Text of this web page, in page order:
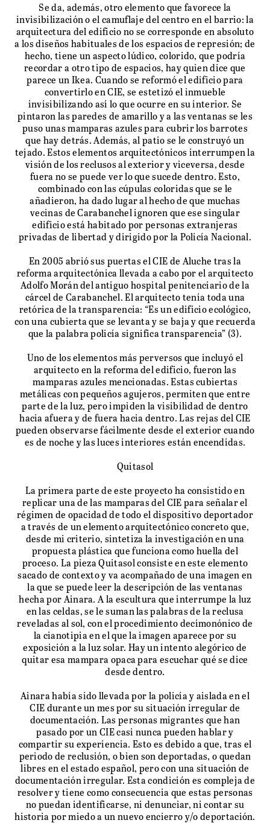
Se da, además, otro elemento que favorece la
invisibilización o el camuflaje del centro en el barrio: la
arquitectura del edificio no se corresponde en absoluto
a los diseños habituales de los espacios de represión; de
hecho, tiene un aspecto lúdico, colorido, que podría
recordar a otro tipo de espacios, hay quien dice que
parece un Ikea. Cuando se reformó el edificio para
convertirlo en CIE, se estetizó el inmueble
invisibilizando así lo que ocurre en su interior. Se
pintaron las paredes de amarillo y a las ventanas se les
puso unas mamparas azules para cubrir los barrotes
que hay detrás. Además, al patio se le construyó un
tejado. Estos elementos arquitectónicos interrumpen la
visión de los reclusos al exterior y viceversa, desde
fuera no se puede ver lo que sucede dentro. Esto,
combinado con las cúpulas coloridas que se le
añadieron, ha dado lugar al hecho de que muchas
vecinas de Carabanchel ignoren que ese singular
edificio está habitado por personas extranjeras
privadas de libertad y dirigido por la Policía Nacional.
En 2005 abrió sus puertas el CIE de Aluche tras la
reforma arquitectónica llevada a cabo por el arquitecto
Adolfo Morán del antiguo hospital penitenciario de la
cárcel de Carabanchel. El arquitecto tenía toda una
retórica de la transparencia: “Es un edificio ecológico,
con una cubierta que se levanta y se baja y que recuerda
que la palabra policía significa transparencia” (3).
Uno de los elementos más perversos que incluyó el
arquitecto en la reforma del edificio, fueron las
mamparas azules mencionadas. Estas cubiertas
metálicas con pequeños agujeros, permiten que entre
parte de la luz, pero impiden la visibilidad de dentro
hacia afuera y de fuera hacia dentro. Las rejas del CIE
pueden observarse fácilmente desde el exterior cuando
es de noche y las luces interiores están encendidas.
Quitasol
La primera parte de este proyecto ha consistido en
replicar una de las mamparas del CIE para señalar el
régimen de opacidad de todo el dispositivo deportador
a través de un elemento arquitectónico concreto que,
desde mi criterio, sintetiza la investigación en una
propuesta plástica que funciona como huella del
proceso. La pieza Quitasol consiste en este elemento
sacado de contexto y va acompañado de una imagen en
la que se puede leer la descripción de las ventanas
hecha por Ainara. A la escultura que interrumpe la luz
en las celdas, se le suman las palabras de la reclusa
reveladas al sol, con el procedimiento decimonónico de
la cianotipia en el que la imagen aparece por su
exposición a la luz solar. Hay un intento alegórico de
quitar esa mampara opaca para escuchar qué se dice
desde dentro.
Ainara había sido llevada por la policía y aislada en el
CIE durante un mes por su situación irregular de
documentación. Las personas migrantes que han
pasado por un CIE casi nunca pueden hablar y
compartir su experiencia. Esto es debido a que, tras el
periodo de reclusión, o bien son deportadas, o quedan
libres en el estado español, pero con una situación de
documentación irregular. Esta condición es compleja de
resolver y tiene como consecuencia que estas personas
no puedan identificarse, ni denunciar, ni contar su
historia por miedo a un nuevo encierro y/o deportación.